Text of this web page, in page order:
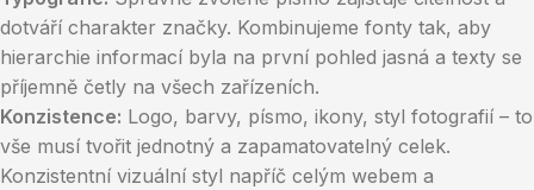
dotváří charakter značky. Kombinujeme fonty tak, aby
hierarchie informací byla na první pohled jasná a texty se
příjemně četly na všech zařízeních.
Konzistence: Logo, barvy, písmo, ikony, styl fotografií – to
vše musí tvořit jednotný a zapamatovatelný celek.
Konzistentní vizuální styl napříč celým webem a